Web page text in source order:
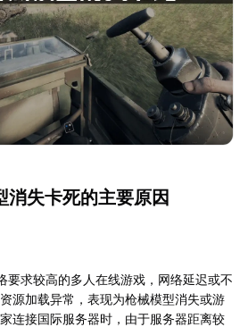
消失卡死的主要原因
要求较高的多人在线游戏，网络延迟或不
源加载异常，表现为枪械模型消失或游
连接国际服务器时，由于服务器距离较